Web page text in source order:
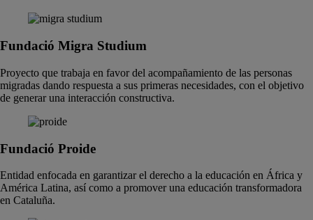
Fundació Migra Studium
Proyecto que trabaja en favor del acompañamiento de las personas
migradas dando respuesta a sus primeras necesidades, con el objetivo
de generar una interacción constructiva.
Fundació Proide
Entidad enfocada en garantizar el derecho a la educación en África y
América Latina, así como a promover una educación transformadora
en Cataluña.